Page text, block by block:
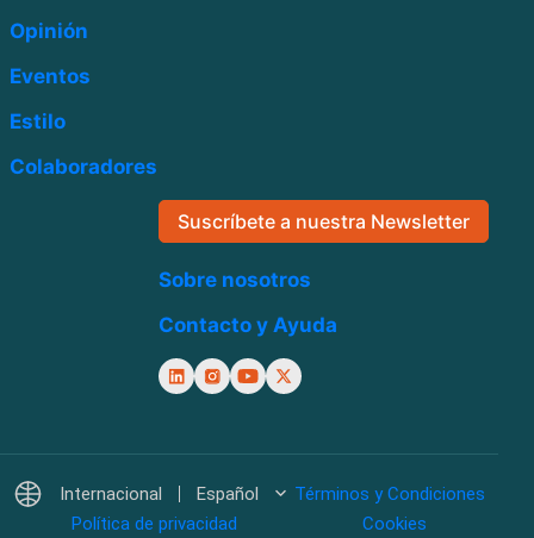
Opinión
Eventos
Estilo
Colaboradores
Suscríbete a nuestra Newsletter
Sobre nosotros
Contacto y Ayuda
Internacional Español
Términos y Condiciones
Política de privacidad
Cookies